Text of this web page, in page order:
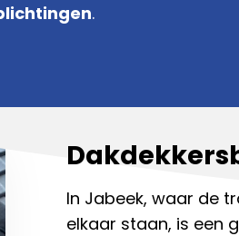
.
In Jabeek, waar de
elkaar staan, is een